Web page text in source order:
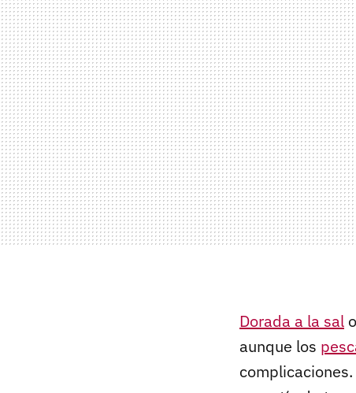
Dorada a la sal
aunque los
complicaciones.